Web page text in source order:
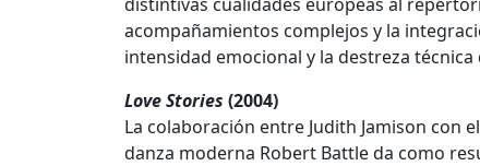
acompañamientos complejos y la
intensidad emocional y la destreza técnica
Love Stories (2004)
La colaboración entre Judith Jamison con
danza moderna Robert Battle da como